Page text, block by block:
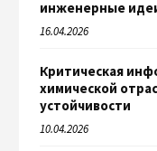
инженерные
16.04.2026
Критическая
химической
устойчивости
10.04.2026